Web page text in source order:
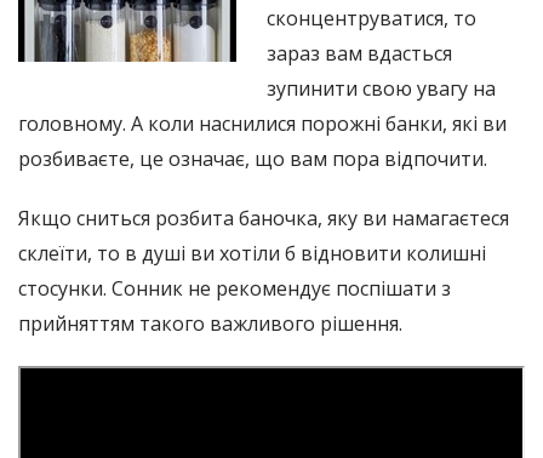
сконцентруватися, то
зараз вам вдасться
зупинити свою увагу на
головному. А коли наснилися порожні банки, які ви
розбиваєте, це означає, що вам пора відпочити.
Якщо сниться розбита баночка, яку ви намагаєтеся
склеїти, то в душі ви хотіли б відновити колишні
стосунки. Сонник не рекомендує поспішати з
прийняттям такого важливого рішення.